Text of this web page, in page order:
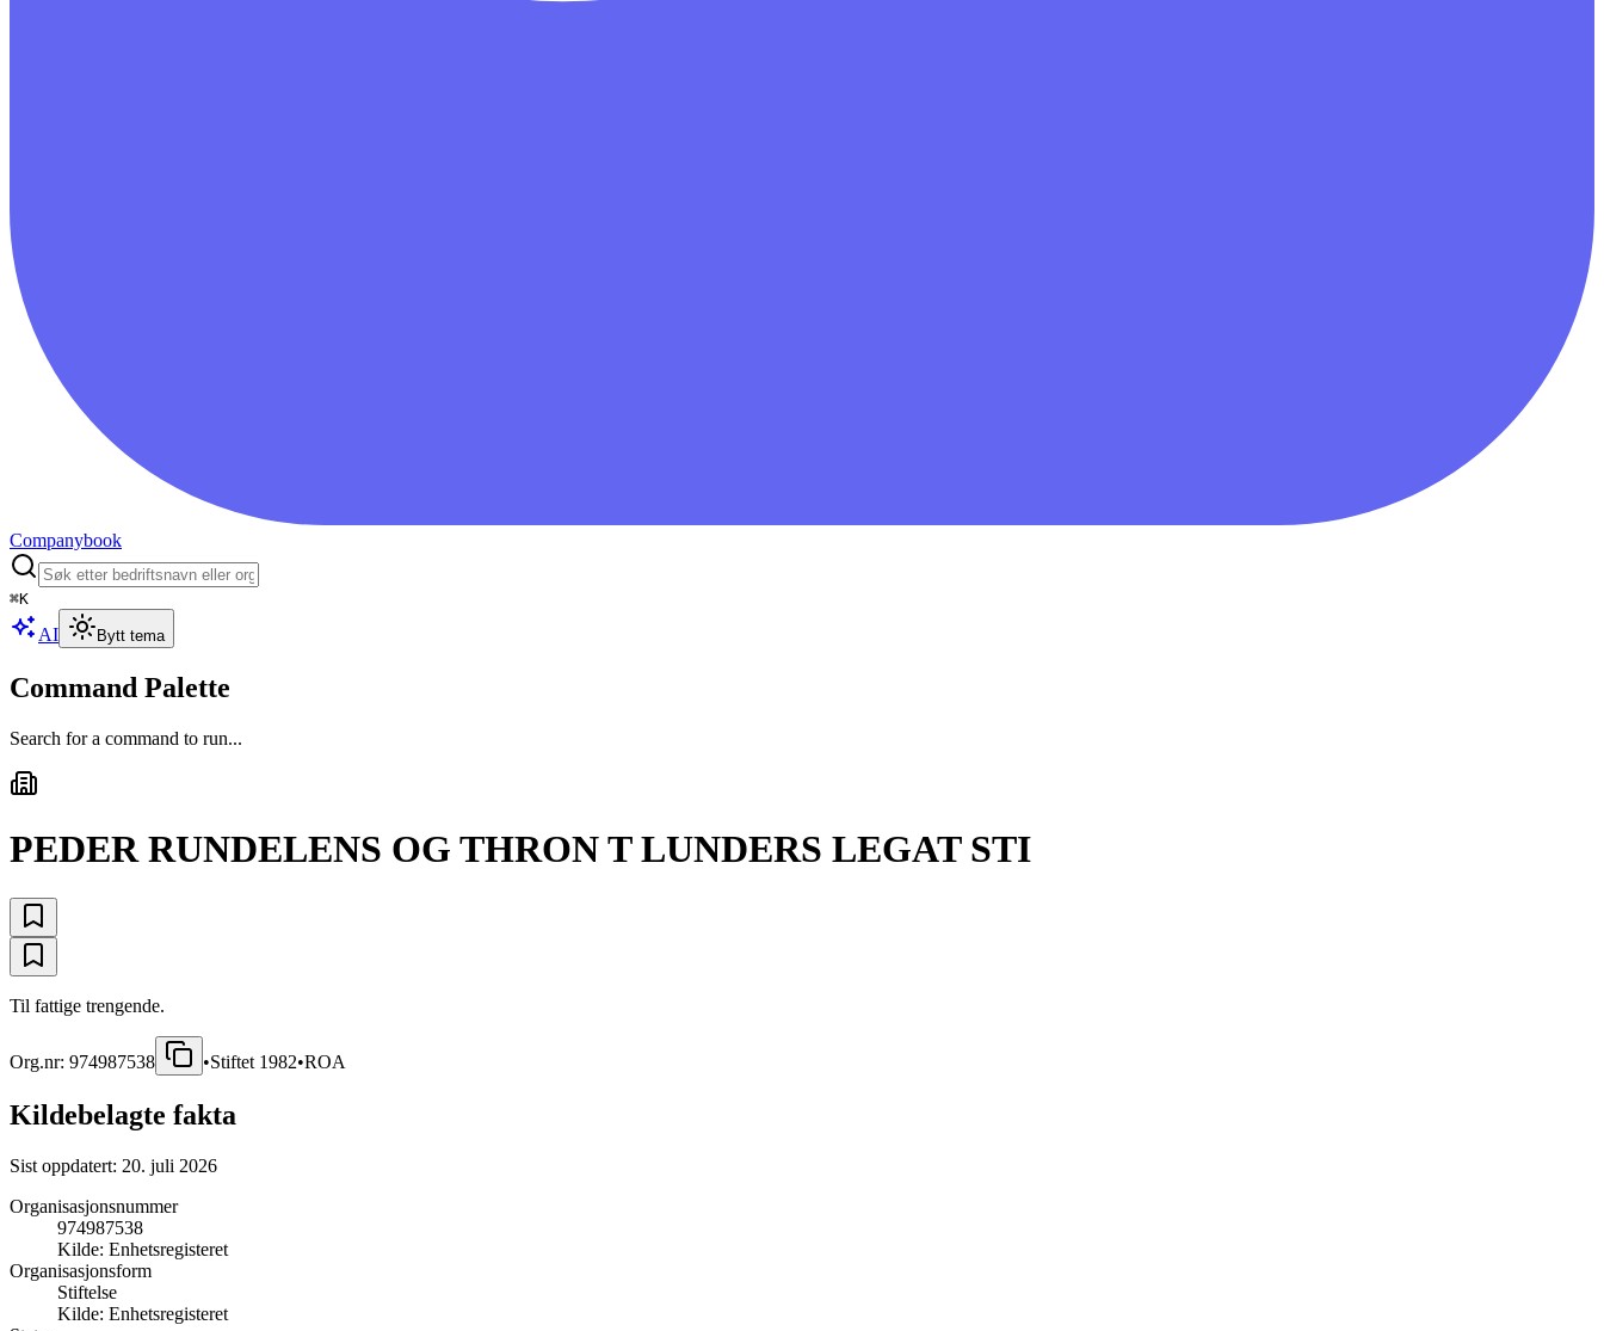
Companybook
⌘K
AI Bytt tema
Command Palette
Search for a command to run...
PEDER RUNDELENS OG THRON T LUNDERS LEGAT STI
Til fattige trengende.
Org.nr: 974987538 •Stiftet 1982•ROA
Kildebelagte fakta
Sist oppdatert: 20. juli 2026
Organisasjonsnummer
974987538
Kilde: Enhetsregisteret
Organisasjonsform
Stiftelse
Kilde: Enhetsregisteret